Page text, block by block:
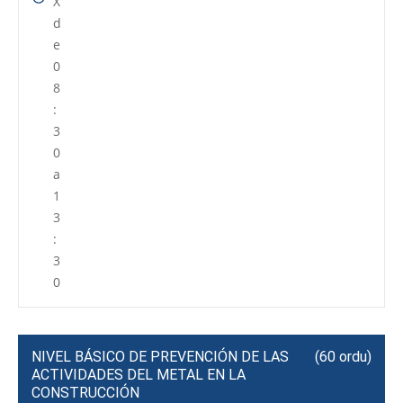
d
e
0
8
:
3
0
a
1
3
:
3
0
NIVEL BÁSICO DE PREVENCIÓN DE LAS
ACTIVIDADES DEL METAL EN LA
CONSTRUCCIÓN
(60 ordu)